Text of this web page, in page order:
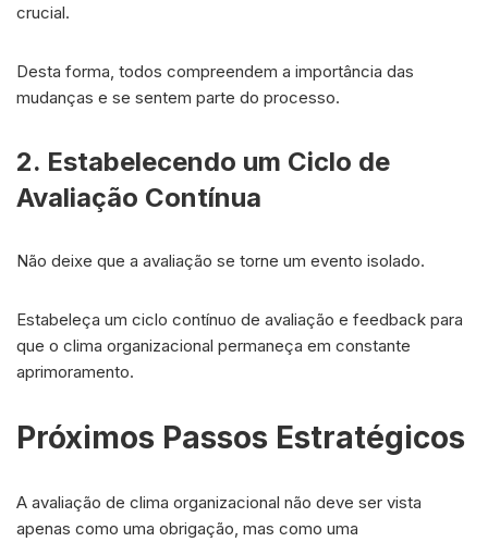
crucial.
Desta forma, todos compreendem a importância das
mudanças e se sentem parte do processo.
2. Estabelecendo um Ciclo de
Avaliação Contínua
Não deixe que a avaliação se torne um evento isolado.
Estabeleça um ciclo contínuo de avaliação e feedback para
que o clima organizacional permaneça em constante
aprimoramento.
Próximos Passos Estratégicos
A avaliação de clima organizacional não deve ser vista
apenas como uma obrigação, mas como uma